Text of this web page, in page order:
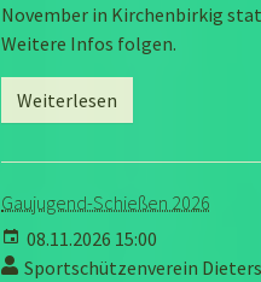
November in Kirchenbirkig
Weitere Infos folgen.
Weiterlesen
Gaujugend-Schießen 2026
08.11.2026 15:00
Sportschützenverein